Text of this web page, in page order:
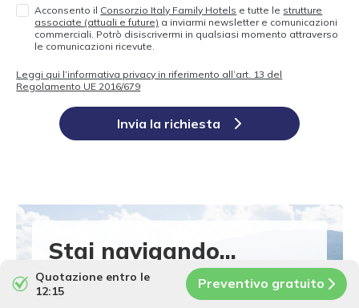
Acconsento il Consorzio Italy Family Hotels e tutte le strutture
associate (attuali e future) a inviarmi newsletter e comunicazioni
commerciali. Potrò disiscrivermi in qualsiasi momento attraverso
le comunicazioni ricevute.
Leggi qui l’informativa privacy in riferimento all’art. 13 del
Regolamento UE 2016/679
Invia la richiesta
Stai navigando...
Das Mühlwald - Quality time
Quotazione entro le
12:15
Preventivo gratuito